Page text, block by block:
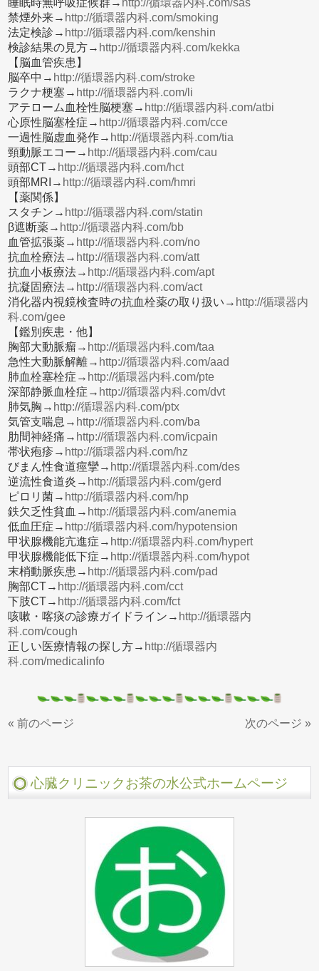
禁煙外来→ http://循環器内科.com/smoking
法定検診→ http://循環器内科.com/kenshin
検診結果の見方→ http://循環器内科.com/kekka
【脳血管疾患】
脳卒中→ http://循環器内科.com/stroke
ラクナ梗塞→ http://循環器内科.com/li
アテローム血栓性脳梗塞→ http://循環器内科.com/atbi
心原性脳塞栓症→ http://循環器内科.com/cce
一過性脳虚血発作→ http://循環器内科.com/tia
頸動脈エコー→ http://循環器内科.com/cau
頭部CT→ http://循環器内科.com/hct
頭部MRI→ http://循環器内科.com/hmri
【薬関係】
スタチン→ http://循環器内科.com/statin
β遮断薬→ http://循環器内科.com/bb
血管拡張薬→ http://循環器内科.com/no
抗血栓療法→ http://循環器内科.com/att
抗血小板療法→ http://循環器内科.com/apt
抗凝固療法→ http://循環器内科.com/act
消化器内視鏡検査時の抗血栓薬の取り扱い→ http://循環器内
科.com/gee
【鑑別疾患・他】
胸部大動脈瘤→ http://循環器内科.com/taa
急性大動脈解離→ http://循環器内科.com/aad
肺血栓塞栓症→ http://循環器内科.com/pte
深部静脈血栓症→ http://循環器内科.com/dvt
肺気胸→ http://循環器内科.com/ptx
気管支喘息→ http://循環器内科.com/ba
肋間神経痛→ http://循環器内科.com/icpain
帯状疱疹→ http://循環器内科.com/hz
びまん性食道痙攣→ http://循環器内科.com/des
逆流性食道炎→ http://循環器内科.com/gerd
ピロリ菌→ http://循環器内科.com/hp
鉄欠乏性貧血→ http://循環器内科.com/anemia
低血圧症→ http://循環器内科.com/hypotension
甲状腺機能亢進症→ http://循環器内科.com/hypert
甲状腺機能低下症→ http://循環器内科.com/hypot
末梢動脈疾患→ http://循環器内科.com/pad
胸部CT→ http://循環器内科.com/cct
下肢CT→ http://循環器内科.com/fct
咳嗽・喀痰の診療ガイドライン→ http://循環器内
科.com/cough
正しい医療情報の探し方→ http://循環器内
科.com/medicalinfo
« 前のページ 次のページ »
心臓クリニックお茶の水公式ホームページ